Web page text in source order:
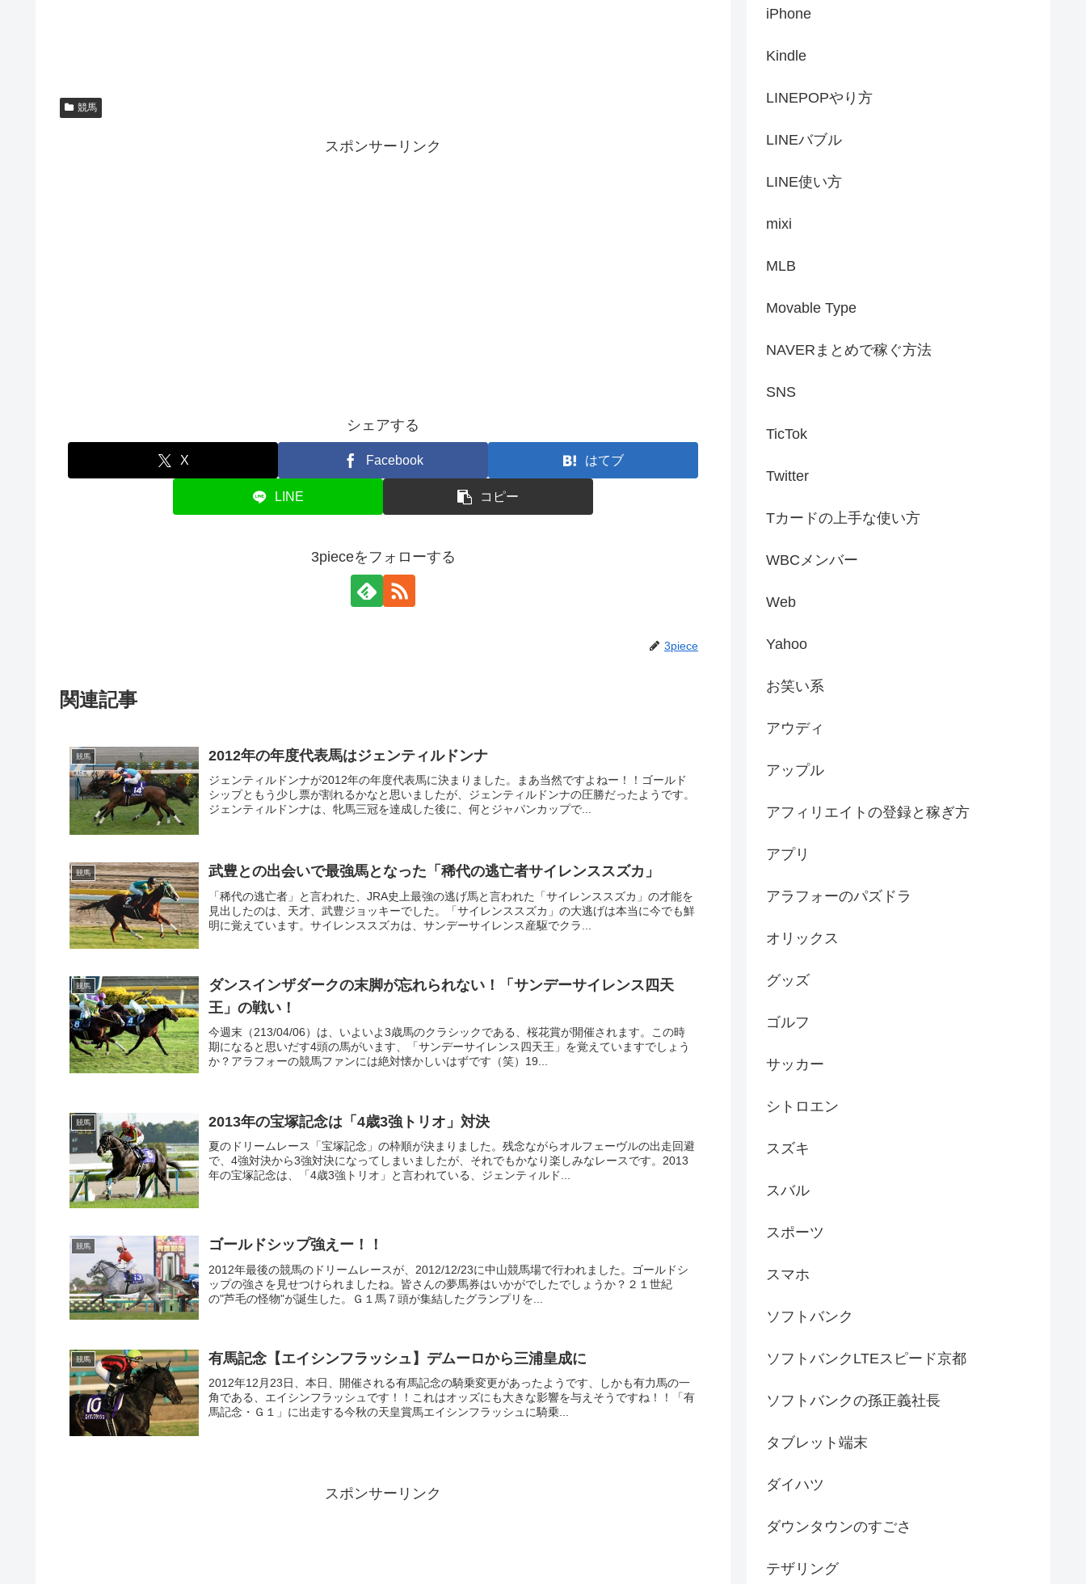
競馬
スポンサーリンク
シェアする
X Facebook はてブ
LINE コピー
3pieceをフォローする
3piece
関連記事
競馬 2012年の年度代表馬はジェンティルドンナ
ジェンティルドンナが2012年の年度代表馬に決まりました。まあ当然ですよねー！！ゴールド
シップともう少し票が割れるかなと思いましたが、ジェンティルドンナの圧勝だったようです。
ジェンティルドンナは、牝馬三冠を達成した後に、何とジャパンカップで...
競馬 武豊との出会いで最強馬となった「稀代の逃亡者サイレンススズカ」
「稀代の逃亡者」と言われた、JRA史上最強の逃げ馬と言われた「サイレンススズカ」の才能を
見出したのは、天才、武豊ジョッキーでした。「サイレンススズカ」の大逃げは本当に今でも鮮
明に覚えています。サイレンススズカは、サンデーサイレンス産駆でクラ...
競馬
ダンスインザダークの末脚が忘れられない！「サンデーサイレンス四天
王」の戦い！
今週末（213/04/06）は、いよいよ3歳馬のクラシックである、桜花賞が開催されます。この時
期になると思いだす4頭の馬がいます、「サンデーサイレンス四天王」を覚えていますでしょう
か？アラフォーの競馬ファンには絶対懐かしいはずです（笑）19...
競馬 2013年の宝塚記念は「4歳3強トリオ」対決
夏のドリームレース「宝塚記念」の枠順が決まりました。残念ながらオルフェーヴルの出走回避
で、4強対決から3強対決になってしまいましたが、それでもかなり楽しみなレースです。2013
年の宝塚記念は、「4歳3強トリオ」と言われている、ジェンティルド...
競馬 ゴールドシップ強えー！！
2012年最後の競馬のドリームレースが、2012/12/23に中山競馬場で行われました。ゴールドシ
ップの強さを見せつけられましたね。皆さんの夢馬券はいかがでしたでしょうか？２１世紀
の"芦毛の怪物"が誕生した。Ｇ１馬７頭が集結したグランプリを...
競馬 有馬記念【エイシンフラッシュ】デムーロから三浦皇成に
2012年12月23日、本日、開催される有馬記念の騎乗変更があったようです、しかも有力馬の一
角である、エイシンフラッシュです！！これはオッズにも大きな影響を与えそうですね！！「有
馬記念・Ｇ１」に出走する今秋の天皇賞馬エイシンフラッシュに騎乗...
スポンサーリンク
iPhone
Kindle
LINEPOPやり方
LINEバブル
LINE使い方
mixi
MLB
Movable Type
NAVERまとめで稼ぐ方法
SNS
TicTok
Twitter
Tカードの上手な使い方
WBCメンバー
Web
Yahoo
お笑い系
アウディ
アップル
アフィリエイトの登録と稼ぎ方
アプリ
アラフォーのパズドラ
オリックス
グッズ
ゴルフ
サッカー
シトロエン
スズキ
スバル
スポーツ
スマホ
ソフトバンク
ソフトバンクLTEスピード京都
ソフトバンクの孫正義社長
タブレット端末
ダイハツ
ダウンタウンのすごさ
テザリング